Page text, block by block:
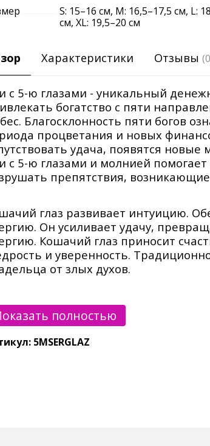
S: 15–16 см, М: 16,5–17,5 см, L:
см, XL: 19,5–20 см
Характеристики Отзывы
с 5-ю глазами - уникальный
богатство с пяти
Благосклонность пяти богов
процветания и новых
удача, появятся
с 5-ю глазами и молнией
препятствия,
глаз развивает интуицию.
Он усиливает удачу,
Кошачий глаз приносит
и уверенность.
от злых духов.
каждого браслета предусмотрен
имеют свою текстуру, цвет,
полностью
5MSERGLAZ